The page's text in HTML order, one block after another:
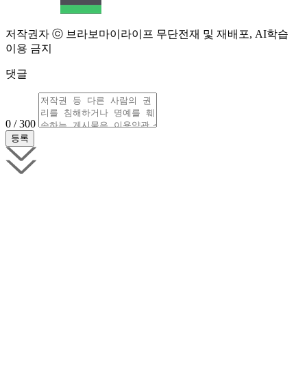
저작권자 ⓒ 브라보마이라이프 무단전재 및 재배포, AI학습
이용 금지
댓글
0 / 300